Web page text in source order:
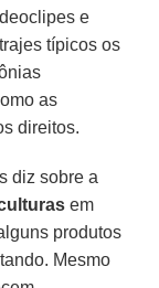
e
típicos os
as
direitos.
diz sobre a
em
produtos
Mesmo